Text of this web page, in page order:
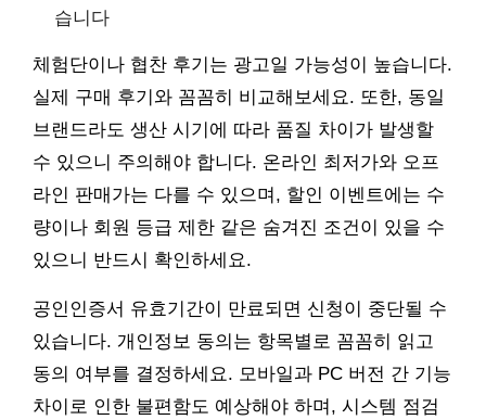
습니다
체험단이나 협찬 후기는 광고일 가능성이 높습니다.
실제 구매 후기와 꼼꼼히 비교해보세요. 또한, 동일
브랜드라도 생산 시기에 따라 품질 차이가 발생할
수 있으니 주의해야 합니다. 온라인 최저가와 오프
라인 판매가는 다를 수 있으며, 할인 이벤트에는 수
량이나 회원 등급 제한 같은 숨겨진 조건이 있을 수
있으니 반드시 확인하세요.
공인인증서 유효기간이 만료되면 신청이 중단될 수
있습니다. 개인정보 동의는 항목별로 꼼꼼히 읽고
동의 여부를 결정하세요. 모바일과 PC 버전 간 기능
차이로 인한 불편함도 예상해야 하며, 시스템 점검